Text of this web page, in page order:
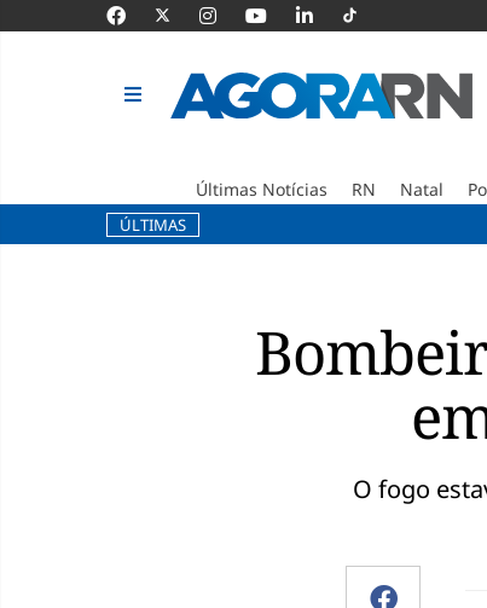
Últimas Notícias RN Natal
ÚLTIMAS
O fogo